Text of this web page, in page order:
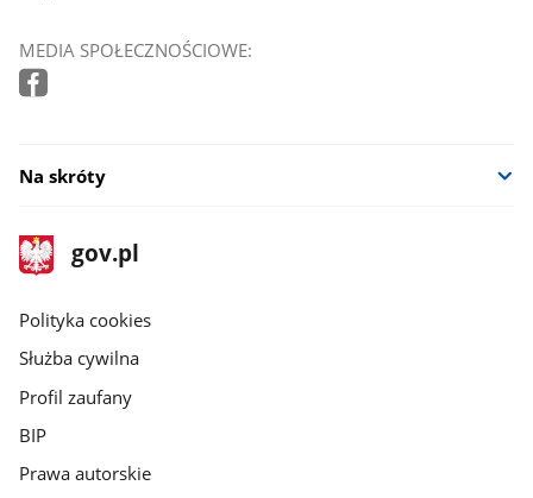
MEDIA SPOŁECZNOŚCIOWE:
Na skróty
stopka
gov.pl
Strona
gov.pl
gov.pl
Polityka cookies
Służba cywilna
Profil zaufany
BIP
Prawa autorskie